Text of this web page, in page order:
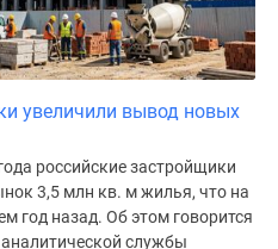
увеличили вывод новых
российские застройщики
3,5 млн кв. м жилья, что на
год назад. Об этом говорится
службы